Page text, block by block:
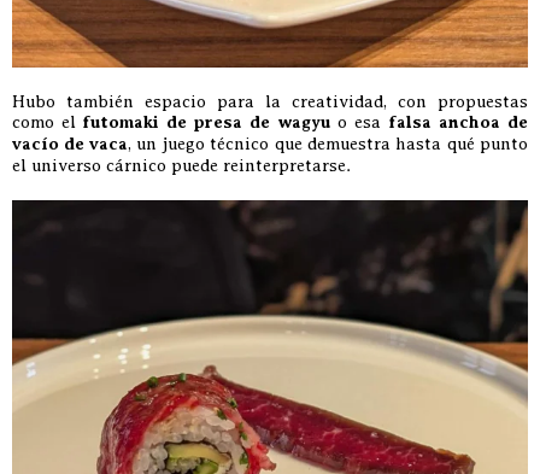
Hubo también espacio para la creatividad, con propuestas
como el futomaki de presa de wagyu o esa falsa anchoa de
vacío de vaca, un juego técnico que demuestra hasta qué punto
el universo cárnico puede reinterpretarse.